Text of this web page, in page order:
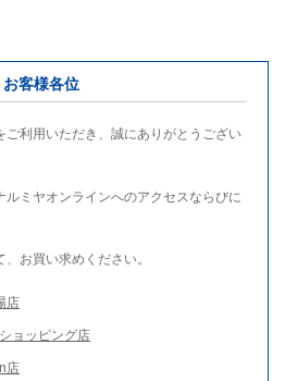
お客様各位
ご利用いただき、誠にありがとうござい
ルミヤオンラインへのアクセスならびに
お買い求めください。
店
ョッピング店
店